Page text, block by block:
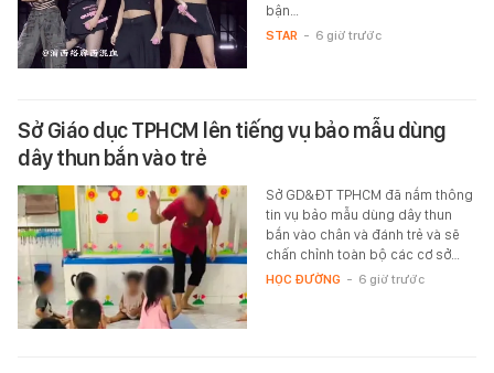
bận…
STAR - 6 giờ trước
Sở Giáo dục TPHCM lên tiếng vụ bảo mẫu dùng
dây thun bắn vào trẻ
Sở GD&ĐT TPHCM đã nắm thông
tin vụ bảo mẫu dùng dây thun
bắn vào chân và đánh trẻ và sẽ
chấn chỉnh toàn bộ các cơ sở…
HỌC ĐƯỜNG - 6 giờ trước